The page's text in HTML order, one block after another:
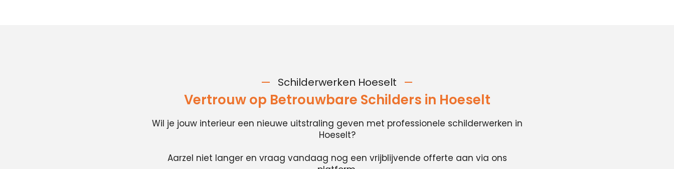
Schilderwerken Hoeselt
Vertrouw op Betrouwbare Schilders in Hoeselt
Wil je jouw interieur een nieuwe uitstraling geven met professionele schilderwerken in
Hoeselt?
Aarzel niet langer en vraag vandaag nog een vrijblijvende offerte aan via ons